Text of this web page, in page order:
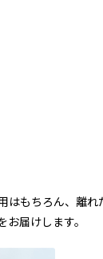
もちろん、離
届けします。